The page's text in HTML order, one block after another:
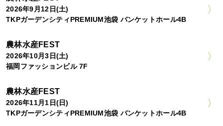
2026年9月12日(土)
TKPガーデンシティPREMIUM池袋 バンケットホール4B
農林水産FEST
2026年10月3日(土)
福岡ファッションビル 7F
農林水産FEST
2026年11月1日(日)
TKPガーデンシティPREMIUM池袋 バンケットホール4B